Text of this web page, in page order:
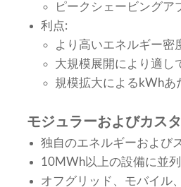
ピークシェービングア
利点:
より高いエネルギー密
大規模展開により適し
規模拡大によるkWhあ
モジュラーおよびカス
独自のエネルギーおよび
10MWh以上の設備に並
オフグリッド、モバイル